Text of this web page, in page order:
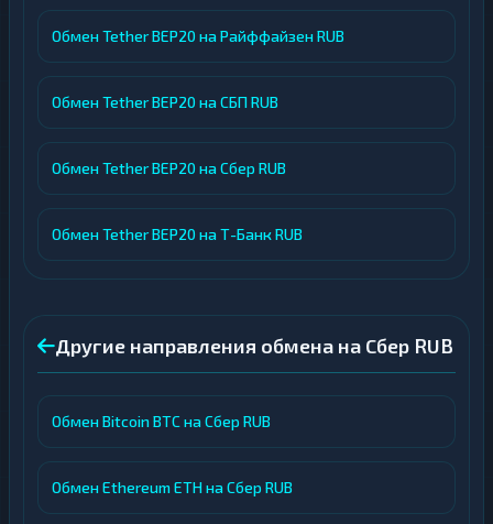
Обмен Tether BEP20 на Райффайзен RUB
Обмен Tether BEP20 на СБП RUB
Обмен Tether BEP20 на Сбер RUB
Обмен Tether BEP20 на Т-Банк RUB
Другие направления обмена на Сбер RUB
Обмен Bitcoin BTC на Сбер RUB
Обмен Ethereum ETH на Сбер RUB